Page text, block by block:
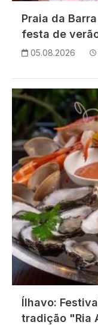
Praia da
festa de
05.08.2026
Imagem
Ílhavo:
tradição "Ria